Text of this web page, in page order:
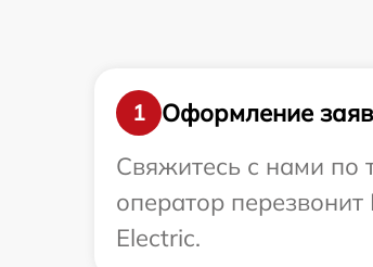
1
Оформление
Свяжитесь с нами по
оператор
Electric.